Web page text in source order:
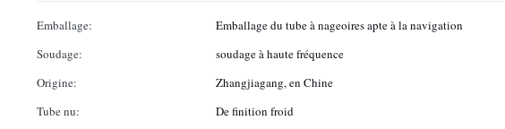
Emballage: Emballage du tube à nageoires apte à la navigation
Soudage:
soudage à haute fréquence
Origine:
Zhangjiagang, en Chine
Tube nu:
De finition froid